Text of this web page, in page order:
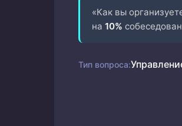
«Как вы
на 10%
Тип вопроса: